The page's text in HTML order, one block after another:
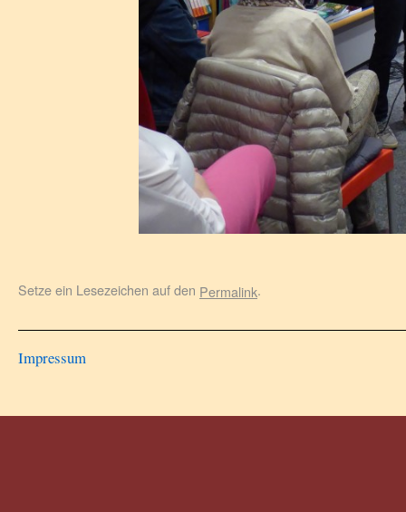
Setze ein Lesezeichen auf den Permalink.
Impressum